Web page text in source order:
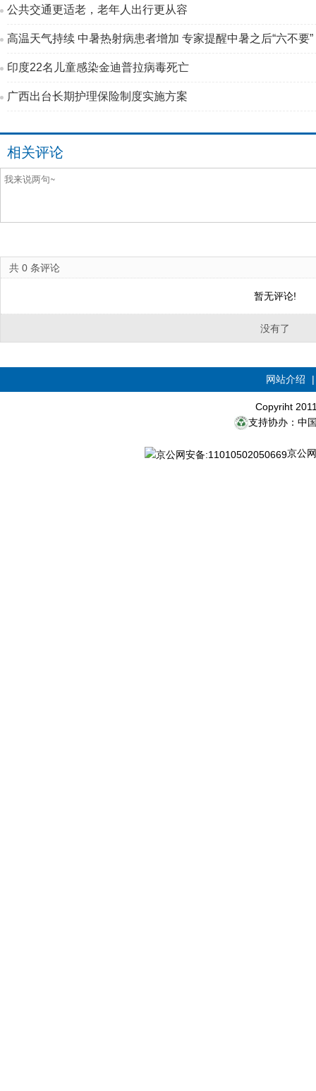
公共交通更适老，老年人出行更从容
高温天气持续 中暑热射病患者增加 专家提醒中暑之后“六不要”
印度22名儿童感染金迪普拉病毒死亡
广西出台长期护理保险制度实施方案
相关评论
共 0 条评论
暂无评论!
没有了
网站介绍
Copyriht
支持协办：中
京公